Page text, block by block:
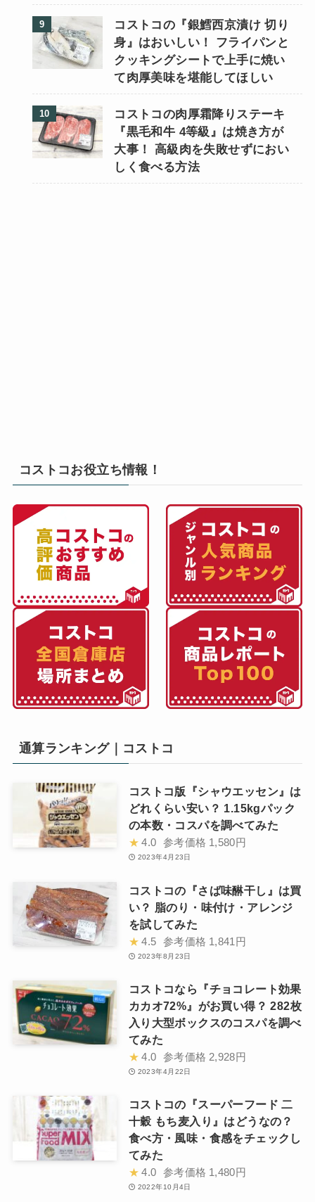
コストコの『銀鱈西京漬け 切り
身』はおいしい！ フライパンと
クッキングシートで上手に焼い
て肉厚美味を堪能してほしい
コストコの肉厚霜降りステーキ
『黒毛和牛 4等級』は焼き方が
大事！ 高級肉を失敗せずにおい
しく食べる方法
コストコお役立ち情報！
通算ランキング｜コストコ
コストコ版『シャウエッセン』は
どれくらい安い？ 1.15kgパック
の本数・コスパを調べてみた
★ 4.0 参考価格 1,580円
2023年4月23日
コストコの『さば味醂干し』は買
い？ 脂のり・味付け・アレンジ
を試してみた
★ 4.5 参考価格 1,841円
2023年8月23日
コストコなら『チョコレート効果
カカオ72%』がお買い得？ 282枚
入り大型ボックスのコスパを調べ
てみた
★ 4.0 参考価格 2,928円
2023年4月22日
コストコの『スーパーフード 二
十穀 もち麦入り』はどうなの？
食べ方・風味・食感をチェックし
てみた
★ 4.0 参考価格 1,480円
2022年10月4日